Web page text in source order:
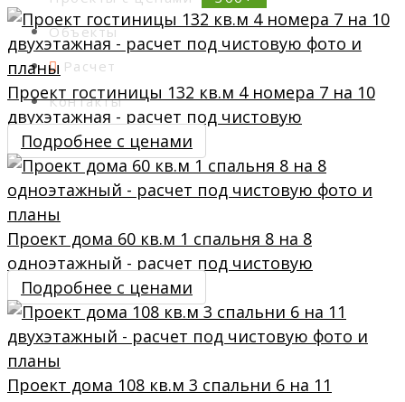
Объекты
Расчет
Контакты
Проект гостиницы 132 кв.м 4 номера 7 на 10
двухэтажная - расчет под чистовую
Подробнее с ценами
Проект дома 60 кв.м 1 спальня 8 на 8
одноэтажный - расчет под чистовую
Подробнее с ценами
Проект дома 108 кв.м 3 спальни 6 на 11